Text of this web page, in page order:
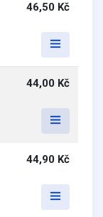
46,50 Kč
44,00 Kč
44,90 Kč